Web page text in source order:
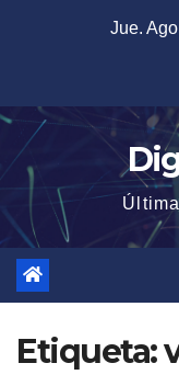
Jue.
Etiqueta: